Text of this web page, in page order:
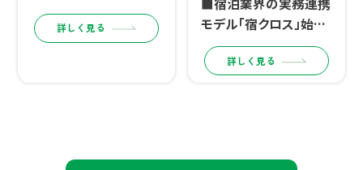
出演)の配信が御殿場
高原 時之栖で行われま
詳しく見る
モデル「宿クロス」始動
■
詳しく見る